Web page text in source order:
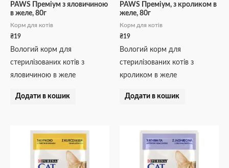
PAWS Преміум з яловичиною
в желе, 80г
Корм для котів
₴19
Вологий корм для
стерилізованих котів з
яловичиною в желе
Додати в кошик
PAWS Преміум, з кроликом в
желе, 80г
Корм для котів
₴19
Вологий корм для
стерилізованих котів з
кроликом в желе
Додати в кошик